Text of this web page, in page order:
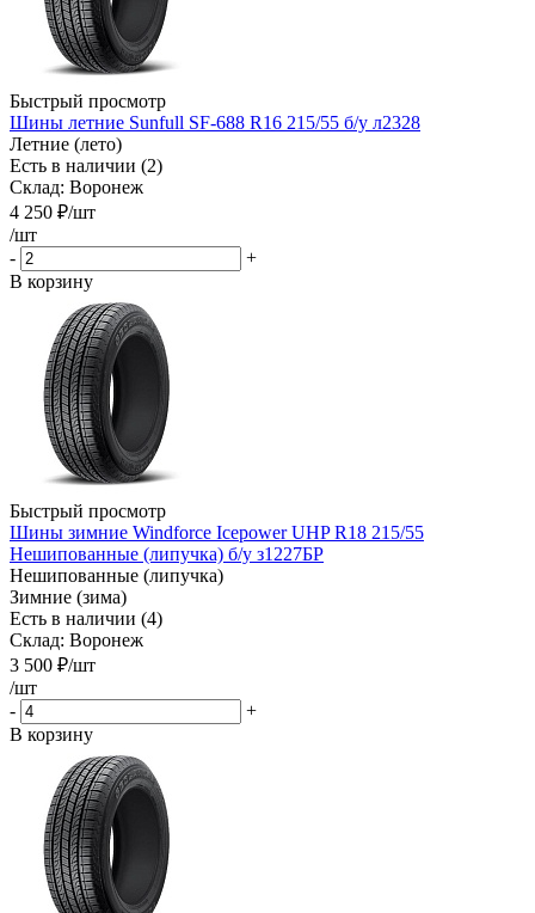
Быстрый просмотр
Шины летние Sunfull SF-688 R16 215/55 б/у л2328
Летние (лето)
Есть в наличии (2)
Склад: Воронеж
4 250 ₽/шт
/шт
-
+
В корзину
Быстрый просмотр
Шины зимние Windforce Icepower UHP R18 215/55
Нешипованные (липучка) б/у з1227БР
Нешипованные (липучка)
Зимние (зима)
Есть в наличии (4)
Склад: Воронеж
3 500 ₽/шт
/шт
-
+
В корзину